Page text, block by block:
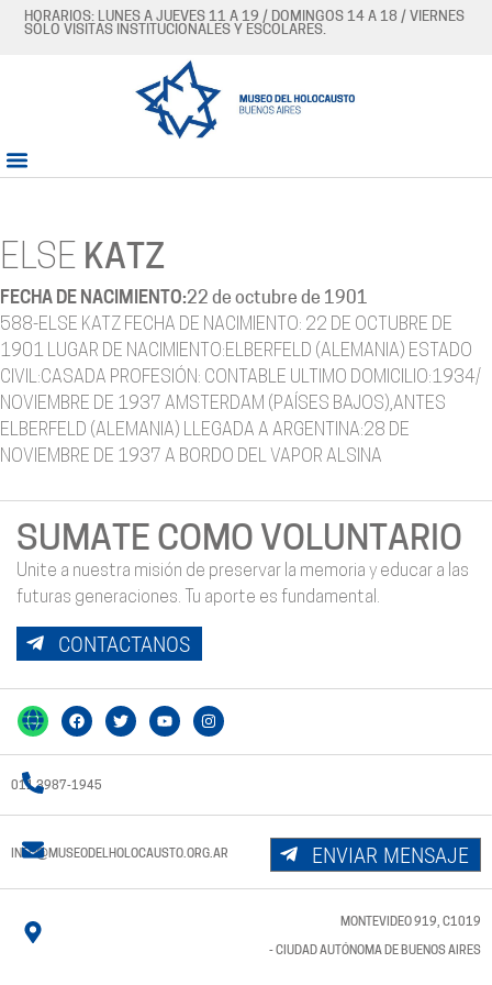
HORARIOS: LUNES A JUEVES 11 A 19 / DOMINGOS 14 A 18 / VIERNES
SÓLO VISITAS INSTITUCIONALES Y ESCOLARES.
ELSE KATZ
FECHA DE NACIMIENTO:22 de octubre de 1901
588-ELSE KATZ FECHA DE NACIMIENTO: 22 DE OCTUBRE DE
1901 LUGAR DE NACIMIENTO:ELBERFELD (ALEMANIA) ESTADO
CIVIL:CASADA PROFESIÓN: CONTABLE ULTIMO DOMICILIO:1934/
NOVIEMBRE DE 1937 AMSTERDAM (PAÍSES BAJOS),ANTES
ELBERFELD (ALEMANIA) LLEGADA A ARGENTINA:28 DE
NOVIEMBRE DE 1937 A BORDO DEL VAPOR ALSINA
SUMATE COMO VOLUNTARIO
Unite a nuestra misión de preservar la memoria y educar a las
futuras generaciones. Tu aporte es fundamental.
CONTACTANOS
011 3987-1945
INFO@MUSEODELHOLOCAUSTO.ORG.AR ENVIAR MENSAJE
MONTEVIDEO 919, C1019
- CIUDAD AUTÓNOMA DE BUENOS AIRES